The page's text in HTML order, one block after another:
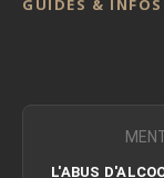
GUIDES & INFOS
L'ABUS